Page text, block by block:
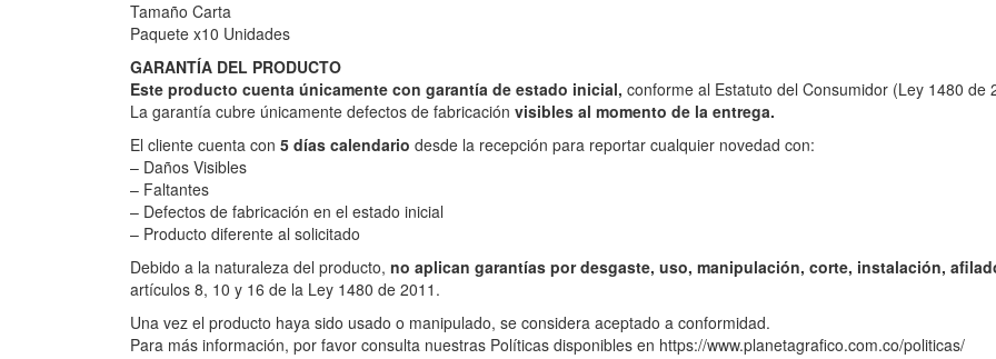
Tamaño Carta
Paquete x10 Unidades
GARANTÍA DEL PRODUCTO
Este producto cuenta únicamente con garantía de estado inicial, conforme al Estatuto del Consumidor (Ley 1480 de
La garantía cubre únicamente defectos de fabricación visibles al momento de la entrega.
El cliente cuenta con 5 días calendario desde la recepción para reportar cualquier novedad con:
– Daños Visibles
– Faltantes
– Defectos de fabricación en el estado inicial
– Producto diferente al solicitado
Debido a la naturaleza del producto, no aplican garantías por desgaste, uso, manipulación, corte, instalación,
artículos 8, 10 y 16 de la Ley 1480 de 2011.
Una vez el producto haya sido usado o manipulado, se considera aceptado a conformidad.
Para más información, por favor consulta nuestras Políticas disponibles en https://www.planetagrafico.com.co/politicas/